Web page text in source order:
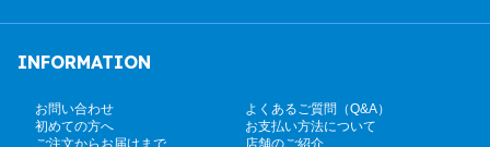
INFORMATION
お問い合わせ
よくあるご質問（Q&A）
初めての方へ
お支払い方法について